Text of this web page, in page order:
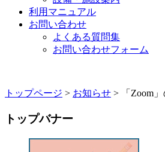
利用マニュアル
お問い合わせ
よくある質問集
お問い合わせフォーム
トップページ > お知らせ > 「Zoom
トップバナー